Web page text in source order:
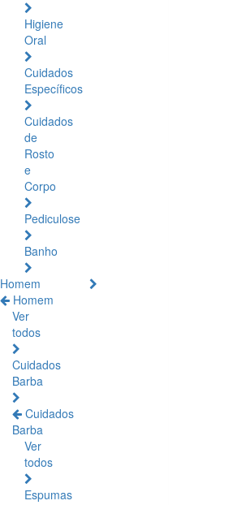
Higiene
Oral
Cuidados
Específicos
Cuidados
de
Rosto
e
Corpo
Pediculose
Banho
Homem
Homem
Ver
todos
Cuidados
Barba
Cuidados
Barba
Ver
todos
Espumas